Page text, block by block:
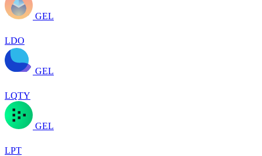
GEL
LDO
GEL
LQTY
GEL
LPT